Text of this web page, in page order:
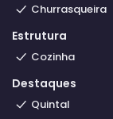
Churrasqueira
Estrutura
Cozinha
Destaques
Quintal